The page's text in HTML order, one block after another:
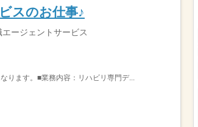
スのお仕事♪
ージェントサービス
ります。■業務内容：リハビリ専門デ...